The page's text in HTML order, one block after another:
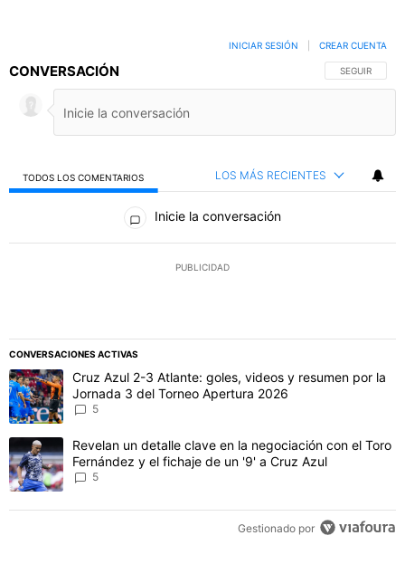
CONVERSACIÓN SIGA ESTA
SEGUIR
INICIAR SESIÓN CREAR CUENTA
TODOS LOS COMENTARIOS LOS MÁS RECIENTES
Todos los comentarios
Inicie la conversación
PUBLICIDAD
CONVERSACIONES ACTIVAS
Este listado muestra los artículos con más comentarios en los
Un artículo de tendencia con el título "Cruz Azul 2-3 Atlante:
Cruz Azul 2-3 Atlante: goles, videos y resumen por la
Jornada 3 del Torneo Apertura 2026
5
Un artículo de tendencia con el título "Revelan un detalle clave
Revelan un detalle clave en la negociación con el Toro
Fernández y el fichaje de un '9' a Cruz Azul
5
Gestionado por